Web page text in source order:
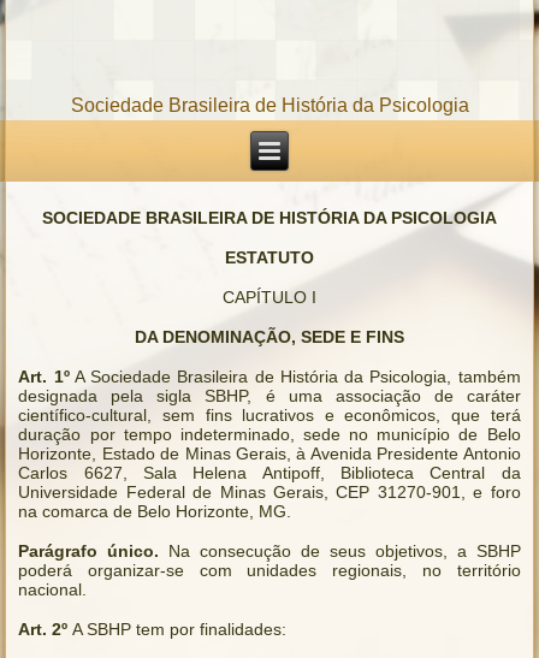
Sociedade Brasileira de História da Psicologia
SOCIEDADE BRASILEIRA DE HISTÓRIA DA PSICOLOGIA
ESTATUTO
CAPÍTULO I
DA DENOMINAÇÃO, SEDE E FINS
Art. 1ºA Sociedade Brasileira de História da Psicologia, também
designada pela sigla SBHP, é uma associação de caráter
científico-cultural, sem fins lucrativos e econômicos, que terá
duração por tempo indeterminado, sede no município de Belo
Horizonte, Estado de Minas Gerais, à Avenida Presidente Antonio
Carlos 6627, Sala Helena Antipoff, Biblioteca Central da
Universidade Federal de Minas Gerais, CEP 31270-901, e foro
na comarca de Belo Horizonte, MG.
Parágrafo único. Na consecução de seus objetivos, a SBHP
poderá organizar-se com unidades regionais, no território
nacional.
Art. 2º A SBHP tem por finalidades: